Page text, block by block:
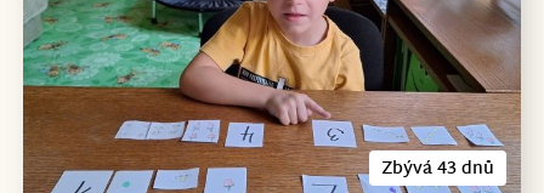
Zbývá 43 dnů